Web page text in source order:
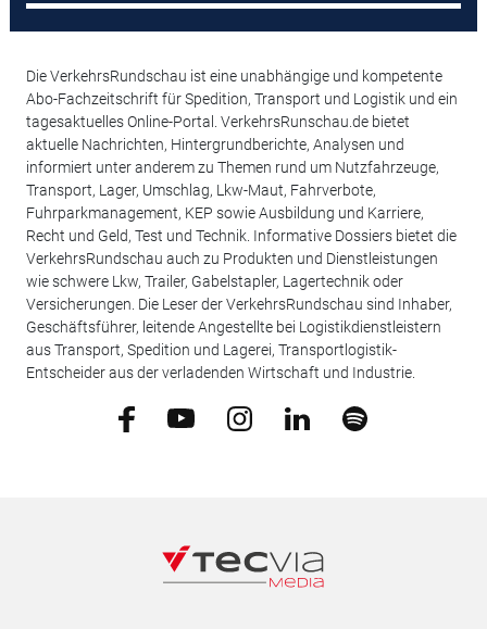
Die VerkehrsRundschau ist eine unabhängige und kompetente
Abo-Fachzeitschrift für Spedition, Transport und Logistik und ein
tagesaktuelles Online-Portal. VerkehrsRunschau.de bietet
aktuelle Nachrichten, Hintergrundberichte, Analysen und
informiert unter anderem zu Themen rund um Nutzfahrzeuge,
Transport, Lager, Umschlag, Lkw-Maut, Fahrverbote,
Fuhrparkmanagement, KEP sowie Ausbildung und Karriere,
Recht und Geld, Test und Technik. Informative Dossiers bietet die
VerkehrsRundschau auch zu Produkten und Dienstleistungen
wie schwere Lkw, Trailer, Gabelstapler, Lagertechnik oder
Versicherungen. Die Leser der VerkehrsRundschau sind Inhaber,
Geschäftsführer, leitende Angestellte bei Logistikdienstleistern
aus Transport, Spedition und Lagerei, Transportlogistik-
Entscheider aus der verladenden Wirtschaft und Industrie.